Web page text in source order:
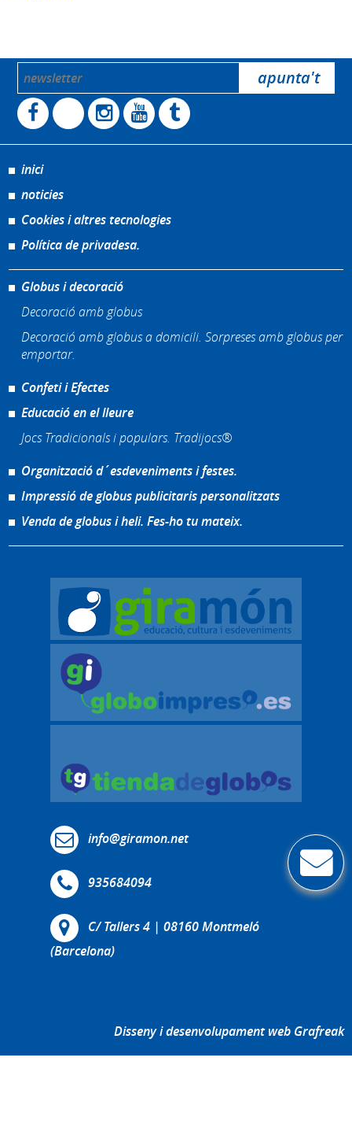
inici
noticies
Cookies i altres tecnologies
Política de privadesa.
Globus i decoració
Decoració amb globus
Decoració amb globus a domicili. Sorpreses amb globus per
emportar.
Confeti i Efectes
Educació en el lleure
Jocs Tradicionals i populars. Tradijocs®
Organització d´esdeveniments i festes.
Impressió de globus publicitaris personalitzats
Venda de globus i heli. Fes-ho tu mateix.
info@giramon.net
935684094
C/ Tallers 4 | 08160 Montmeló
(Barcelona)
Disseny i desenvolupament web Grafreak